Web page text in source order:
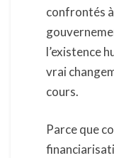
confrontés
l’existence
vrai
cours.
Parce que